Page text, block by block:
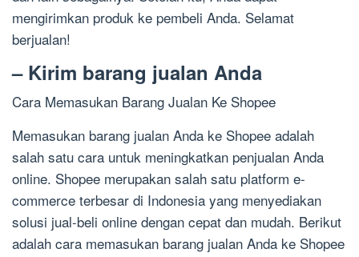
mengirimkan produk ke pembeli Anda. Selamat
berjualan!
– Kirim barang jualan Anda
Cara Memasukan Barang Jualan Ke Shopee
Memasukan barang jualan Anda ke Shopee adalah
salah satu cara untuk meningkatkan penjualan Anda
online. Shopee merupakan salah satu platform e-
commerce terbesar di Indonesia yang menyediakan
solusi jual-beli online dengan cepat dan mudah. Berikut
adalah cara memasukan barang jualan Anda ke Shopee